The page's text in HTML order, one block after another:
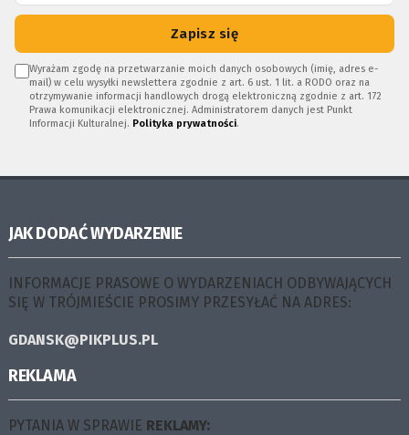
Zapisz się
Wyrażam zgodę na przetwarzanie moich danych osobowych (imię, adres e-
mail) w celu wysyłki newslettera zgodnie z art. 6 ust. 1 lit. a RODO oraz na
otrzymywanie informacji handlowych drogą elektroniczną zgodnie z art. 172
Prawa komunikacji elektronicznej. Administratorem danych jest Punkt
Informacji Kulturalnej. Polityka prywatności.
JAK DODAĆ WYDARZENIE
INFORMACJE PRASOWE O WYDARZENIACH ODBYWAJĄCYCH
SIĘ W TRÓJMIEŚCIE PROSIMY PRZESYŁAĆ NA ADRES:
GDANSK@PIKPLUS.PL
REKLAMA
PYTANIA W SPRAWIE REKLAMY: